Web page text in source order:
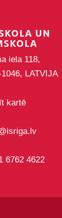
UN
iela 118,
LATVIJA
kartē
6762 4622